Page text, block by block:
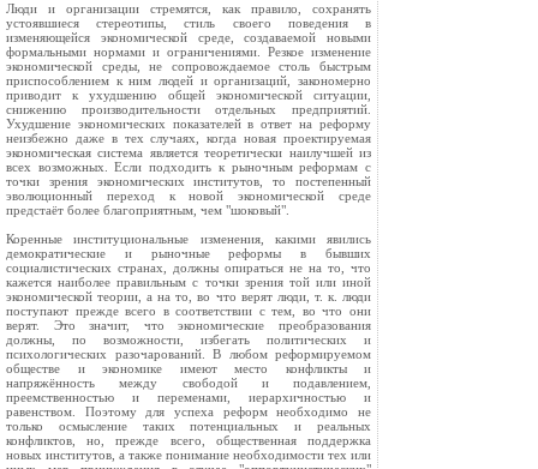
Люди и организации стремятся, как правило, сохранять
устоявшиеся стереотипы, стиль своего поведения в
изменяющейся экономической среде, создаваемой новыми
формальными нормами и ограничениями. Резкое изменение
экономической среды, не сопровождаемое столь быстрым
приспособлением к ним людей и организаций, закономерно
приводит к ухудшению общей экономической ситуации,
снижению производительности отдельных предприятий.
Ухудшение экономических показателей в ответ на реформу
неизбежно даже в тех случаях, когда новая проектируемая
экономическая система является теоретически наилучшей из
всех возможных. Если подходить к рыночным реформам с
точки зрения экономических институтов, то постепенный
эволюционный переход к новой экономической среде
предстаёт более благоприятным, чем "шоковый".
Коренные институциональные изменения, какими явились
демократические и рыночные реформы в бывших
социалистических странах, должны опираться не на то, что
кажется наиболее правильным с точки зрения той или иной
экономической теории, а на то, во что верят люди, т. к. люди
поступают прежде всего в соответствии с тем, во что они
верят. Это значит, что экономические преобразования
должны, по возможности, избегать политических и
психологических разочарований. В любом реформируемом
обществе и экономике имеют место конфликты и
напряжённость между свободой и подавлением,
преемственностью и переменами, иерархичностью и
равенством. Поэтому для успеха реформ необходимо не
только осмысление таких потенциальных и реальных
конфликтов, но, прежде всего, общественная поддержка
новых институтов, а также понимание необходимости тех или